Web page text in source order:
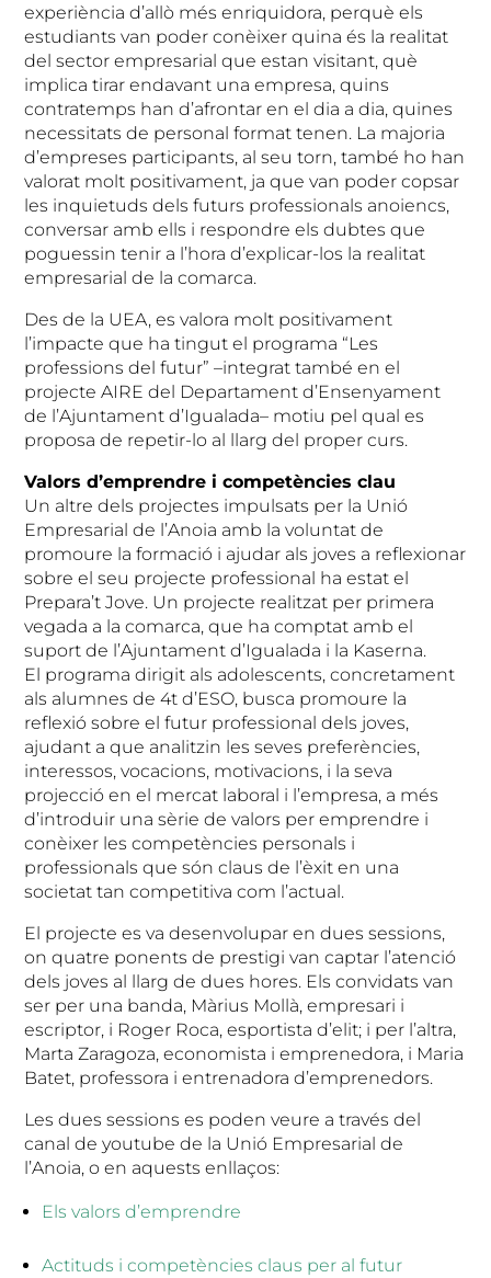
experiència d’allò més enriquidora, perquè els
estudiants van poder conèixer quina és la realitat
del sector empresarial que estan visitant, què
implica tirar endavant una empresa, quins
contratemps han d’afrontar en el dia a dia, quines
necessitats de personal format tenen. La majoria
d’empreses participants, al seu torn, també ho han
valorat molt positivament, ja que van poder copsar
les inquietuds dels futurs professionals anoiencs,
conversar amb ells i respondre els dubtes que
poguessin tenir a l’hora d’explicar-los la realitat
empresarial de la comarca.
Des de la UEA, es valora molt positivament
l’impacte que ha tingut el programa “Les
professions del futur” –integrat també en el
projecte AIRE del Departament d’Ensenyament
de l’Ajuntament d’Igualada– motiu pel qual es
proposa de repetir-lo al llarg del proper curs.
Valors d’emprendre i competències clau
Un altre dels projectes impulsats per la Unió
Empresarial de l’Anoia amb la voluntat de
promoure la formació i ajudar als joves a reflexionar
sobre el seu projecte professional ha estat el
Prepara’t Jove. Un projecte realitzat per primera
vegada a la comarca, que ha comptat amb el
suport de l’Ajuntament d’Igualada i la Kaserna.
El programa dirigit als adolescents, concretament
als alumnes de 4t d’ESO, busca promoure la
reflexió sobre el futur professional dels joves,
ajudant a que analitzin les seves preferències,
interessos, vocacions, motivacions, i la seva
projecció en el mercat laboral i l’empresa, a més
d’introduir una sèrie de valors per emprendre i
conèixer les competències personals i
professionals que són claus de l’èxit en una
societat tan competitiva com l’actual.
El projecte es va desenvolupar en dues sessions,
on quatre ponents de prestigi van captar l’atenció
dels joves al llarg de dues hores. Els convidats van
ser per una banda, Màrius Mollà, empresari i
escriptor, i Roger Roca, esportista d’elit; i per l’altra,
Marta Zaragoza, economista i emprenedora, i Maria
Batet, professora i entrenadora d’emprenedors.
Les dues sessions es poden veure a través del
canal de youtube de la Unió Empresarial de
l’Anoia, o en aquests enllaços:
Els valors d’emprendre
Actituds i competències claus per al futur